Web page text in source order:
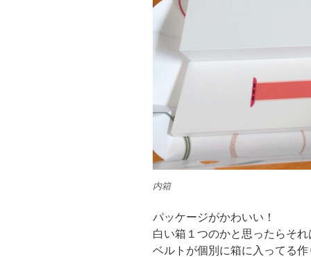
内箱
パッケージがかわいい！
白い箱１つのかと思ったらそ
ベルトが個別に箱に入ってる作